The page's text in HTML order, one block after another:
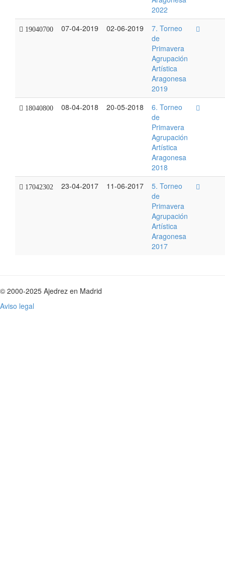
2022
19040700 07-04-2019 02-06-2019
7. Torneo
de
Primavera
Agrupación
Artística
Aragonesa
2019
18040800 08-04-2018 20-05-2018
6. Torneo
de
Primavera
Agrupación
Artística
Aragonesa
2018
17042302 23-04-2017 11-06-2017
5. Torneo
de
Primavera
Agrupación
Artística
Aragonesa
2017
© 2000-2025 Ajedrez en Madrid
Aviso legal